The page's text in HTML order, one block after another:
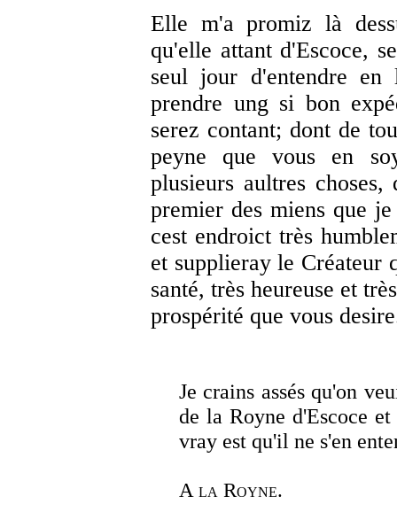
Elle m'a promiz là
qu'elle attant d'Escoce,
seul jour d'entendre
prendre ung si bon
serez contant; dont de
peyne que vous en
plusieurs aultres
premier des miens que
cest endroict très
et supplieray le Créateur
santé, très heureuse et
prospérité que vous
Je crains assés qu'on
de la Royne d'Escoce
vray est qu'il ne s'en
A la Royne.